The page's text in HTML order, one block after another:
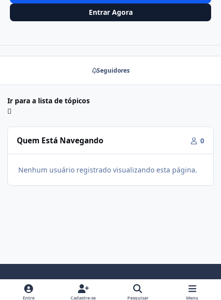
Entrar Agora
Seguidores
Ir para a lista de tópicos
Quem Está Navegando 0
Nenhum usuário registrado visualizando esta página.
Modo ClaroModo EscuroPreferência do Sistema i
Entre Cadastre-se Pesquisar Menu